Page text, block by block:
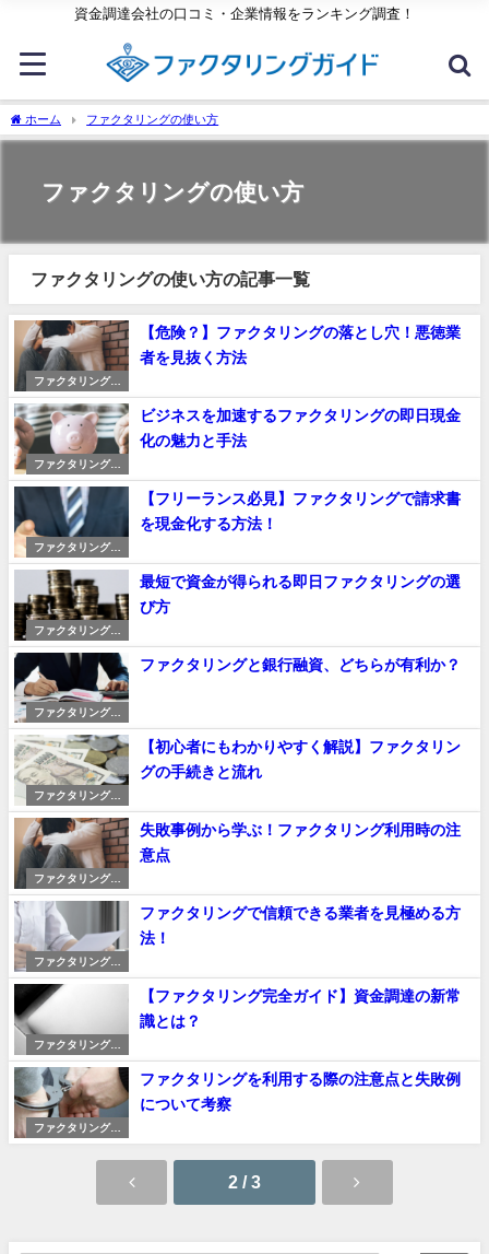
資金調達会社の口コミ・企業情報をランキング調査！
ホーム ファクタリングの使い方
ファクタリングの使い方
ファクタリングの使い方の記事一覧
ファクタリングの
使い方
【危険？】ファクタリングの落とし穴！悪徳業
者を見抜く方法
ファクタリングの
使い方
ビジネスを加速するファクタリングの即日現金
化の魅力と手法
ファクタリングの
使い方
【フリーランス必見】ファクタリングで請求書
を現金化する方法！
ファクタリングの
使い方
最短で資金が得られる即日ファクタリングの選
び方
ファクタリングの
使い方
ファクタリングと銀行融資、どちらが有利か？
ファクタリングの
使い方
【初心者にもわかりやすく解説】ファクタリン
グの手続きと流れ
ファクタリングの
使い方
失敗事例から学ぶ！ファクタリング利用時の注
意点
ファクタリングの
使い方
ファクタリングで信頼できる業者を見極める方
法！
ファクタリングの
使い方
【ファクタリング完全ガイド】資金調達の新常
識とは？
ファクタリングの
使い方
ファクタリングを利用する際の注意点と失敗例
について考察
2 / 3